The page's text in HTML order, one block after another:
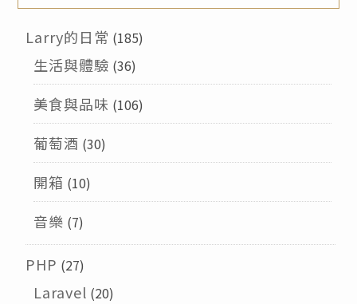
Larry的日常 (185)
生活與體驗 (36)
美食與品味 (106)
葡萄酒 (30)
開箱 (10)
音樂 (7)
PHP (27)
Laravel (20)